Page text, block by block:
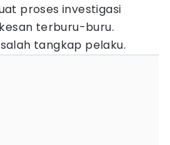
proses investigasi
terburu-buru.
tangkap pelaku.